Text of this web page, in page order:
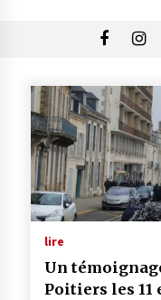
lire
Un
Poitiers les 11